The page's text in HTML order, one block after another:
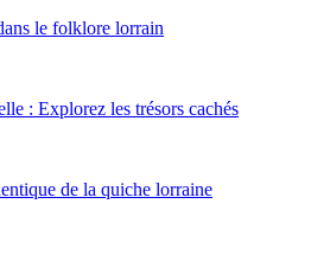
le folklore lorrain
: Explorez les trésors cachés
de la quiche lorraine